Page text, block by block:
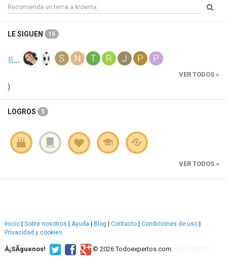
LE SIGUEN 15
VER TODOS »
)
LOGROS 5
VER TODOS »
Inicio | Sobre nosotros | Ayuda | Blog | Contacto | Condiciones de uso |
Privacidad y cookies
Â¡SÃ­guenos! © 2026 Todoexpertos.com.